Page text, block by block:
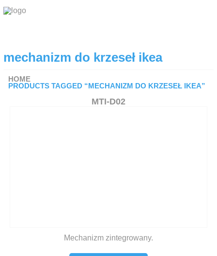
PRODUKTY
Komponenty do krzeseł
Podstawy do stołów
mechanizm do krzeseł ikea
HOME
PRODUCTS TAGGED “MECHANIZM DO KRZESEŁ IKEA”
MTI-D02
Mechanizm zintegrowany.